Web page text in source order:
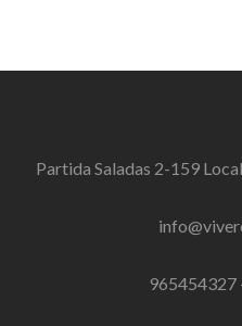
Partida Saladas 2-159
965454327